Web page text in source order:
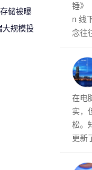
锤》
n 线
念往
重
费扩
见
户
在电
实，
松。
更新
播
储被曝
基地
大规模投